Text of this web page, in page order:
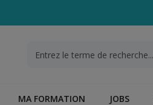
MA FORMATION JOBS